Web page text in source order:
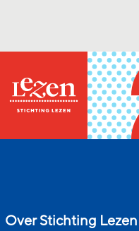
Over Stichting Lezen